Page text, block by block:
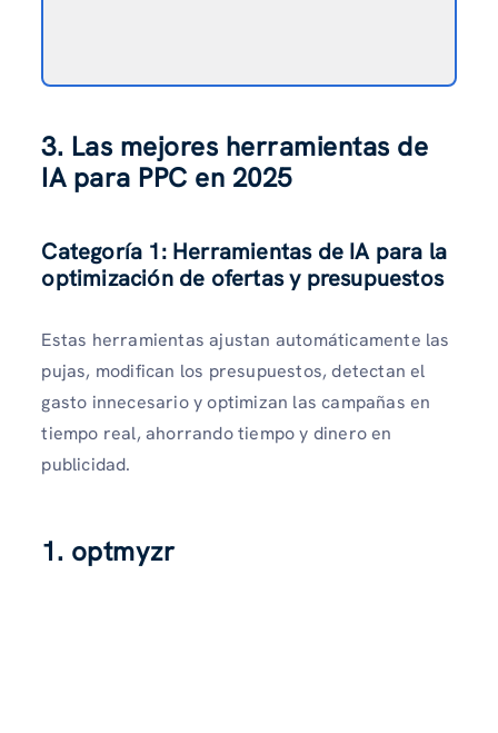
3. Las mejores herramientas de
IA para PPC en 2025
Categoría 1: Herramientas de IA para la
optimización de ofertas y presupuestos
Estas herramientas ajustan automáticamente las
pujas, modifican los presupuestos, detectan el
gasto innecesario y optimizan las campañas en
tiempo real, ahorrando tiempo y dinero en
publicidad.
1. optmyzr